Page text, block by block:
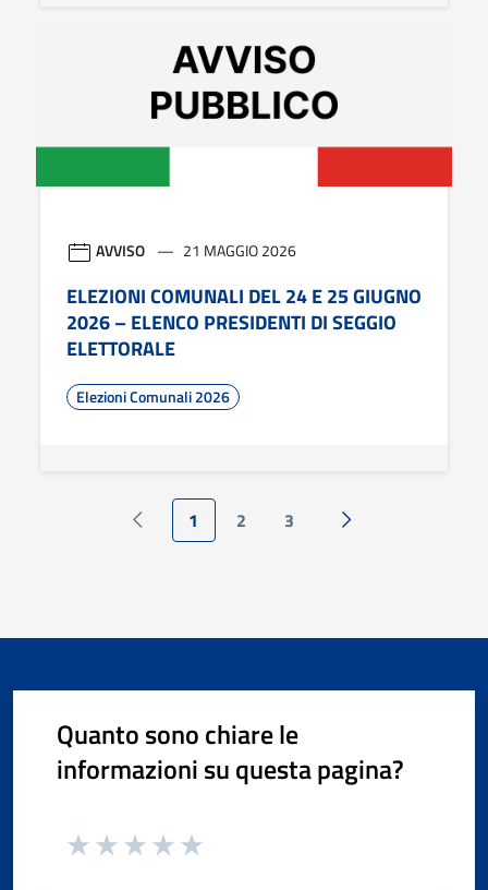
AVVISO 21 MAGGIO 2026
ELEZIONI COMUNALI DEL 24 E 25 GIUGNO
2026 – ELENCO PRESIDENTI DI SEGGIO
ELETTORALE
Elezioni Comunali 2026
Pagina precedente
1 2 3 Pagina successiva
Quanto sono chiare le
informazioni su questa pagina?